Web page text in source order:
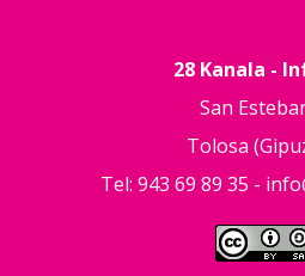
28 Kanala -
San
Tolosa
Tel: 943 69 89 35 -